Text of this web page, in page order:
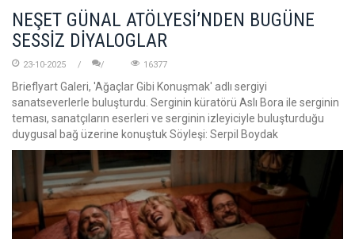
NEŞET GÜNAL ATÖLYESİ’NDEN BUGÜNE
SESSİZ DİYALOGLAR
23-10-2025 16377
Brieflyart Galeri, 'Ağaçlar Gibi Konuşmak' adlı sergiyi
sanatseverlerle buluşturdu. Serginin küratörü Aslı Bora ile serginin
teması, sanatçıların eserleri ve serginin izleyiciyle buluşturduğu
duygusal bağ üzerine konuştuk Söyleşi: Serpil Boydak